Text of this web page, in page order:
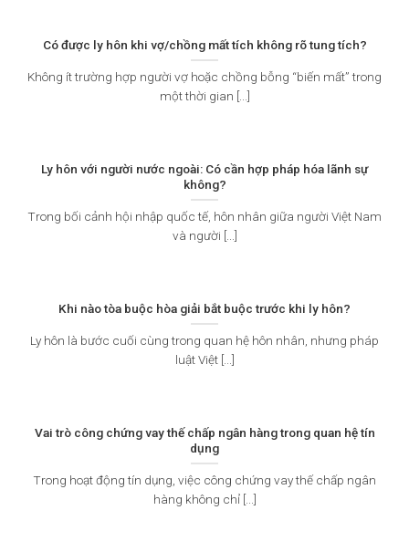
Có được ly hôn khi vợ/chồng mất tích không rõ tung tích?
Không ít trường hợp người vợ hoặc chồng bỗng “biến mất” trong
một thời gian [...]
Ly hôn với người nước ngoài: Có cần hợp pháp hóa lãnh sự
không?
Trong bối cảnh hội nhập quốc tế, hôn nhân giữa người Việt Nam
và người [...]
Khi nào tòa buộc hòa giải bắt buộc trước khi ly hôn?
Ly hôn là bước cuối cùng trong quan hệ hôn nhân, nhưng pháp
luật Việt [...]
Vai trò công chứng vay thế chấp ngân hàng trong quan hệ tín
dụng
Trong hoạt động tín dụng, việc công chứng vay thế chấp ngân
hàng không chỉ [...]